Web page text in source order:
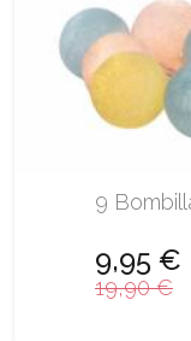
9
9,95 €
19,90 €